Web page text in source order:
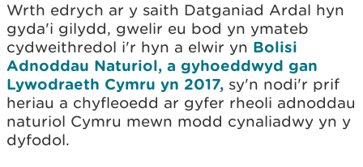
Wrth edrych ar y saith Datganiad Ardal hyn
gyda'i gilydd, gwelir eu bod yn ymateb
cydweithredol i'r hyn a elwir yn Bolisi
Adnoddau Naturiol, a gyhoeddwyd gan
Lywodraeth Cymru yn 2017, sy'n nodi'r prif
heriau a chyfleoedd ar gyfer rheoli adnoddau
naturiol Cymru mewn modd cynaliadwy yn y
dyfodol.